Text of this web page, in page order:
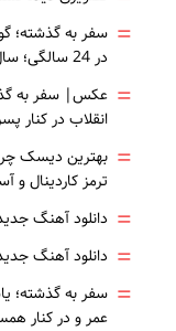
= سفر به گذشته؛
در 24 سالگی؛ سال 53
= عکس| سفر به
انقلاب در کنار
= بهترین دیسک
ترمز کاردینال و
= دانلود آهنگ
= دانلود آهنگ
= سفر به گذشته؛
عمر و در کنار